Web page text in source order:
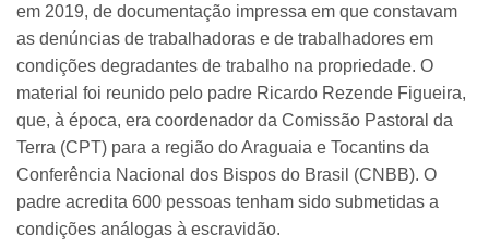
em 2019, de documentação impressa em que constavam
as denúncias de trabalhadoras e de trabalhadores em
condições degradantes de trabalho na propriedade. O
material foi reunido pelo padre Ricardo Rezende Figueira,
que, à época, era coordenador da Comissão Pastoral da
Terra (CPT) para a região do Araguaia e Tocantins da
Conferência Nacional dos Bispos do Brasil (CNBB). O
padre acredita 600 pessoas tenham sido submetidas a
condições análogas à escravidão.